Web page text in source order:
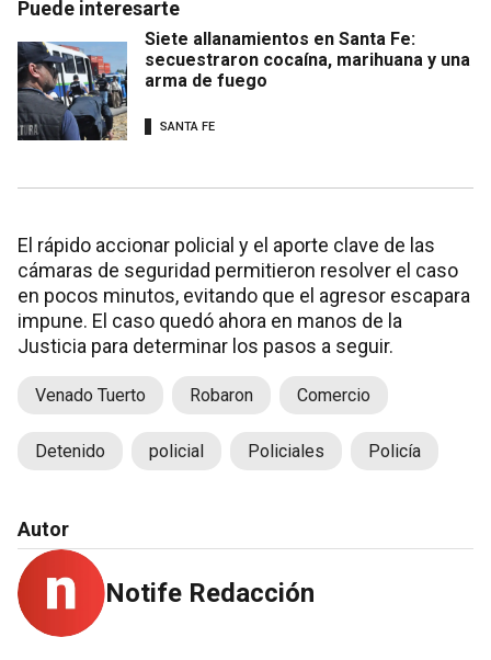
Puede interesarte
Siete allanamientos en Santa Fe:
secuestraron cocaína, marihuana y una
arma de fuego
SANTA FE
El rápido accionar policial y el aporte clave de las
cámaras de seguridad permitieron resolver el caso
en pocos minutos, evitando que el agresor escapara
impune. El caso quedó ahora en manos de la
Justicia para determinar los pasos a seguir.
Venado Tuerto Robaron Comercio
Detenido policial Policiales Policía
Autor
Notife Redacción